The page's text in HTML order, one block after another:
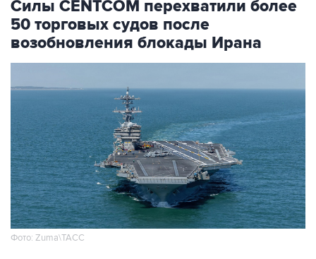
возобновления блокады Ирана
Фото: Zuma\ТАСС
Москва. 8 августа. INTERFAX.RU -